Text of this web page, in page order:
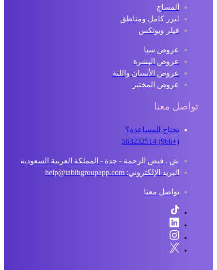
المساج
ليزر كامل ومناطق
فيلر وبوتكس
عروض سبا
عروض البشرة
عروض الأسنان واللثة
عروض المختبر
تواصل معنا
تحتاج للمساعدة؟
ش . فيض الرحمة - جدة - المملكة العربية السعودية
البريد الإلكتروني: help@tabibgroupapp.com
تواصل معنا